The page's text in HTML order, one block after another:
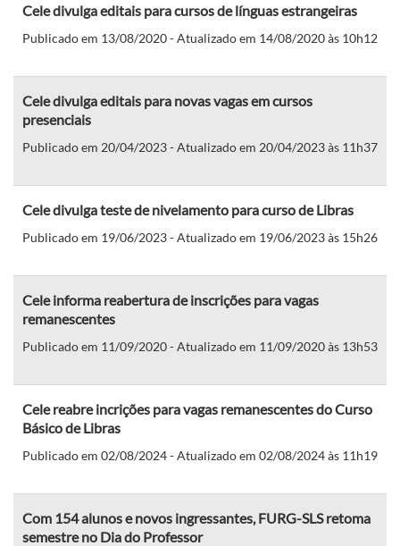
Cele divulga editais para cursos de línguas estrangeiras
Publicado em 13/08/2020 - Atualizado em 14/08/2020 às 10h12
Cele divulga editais para novas vagas em cursos
presenciais
Publicado em 20/04/2023 - Atualizado em 20/04/2023 às 11h37
Cele divulga teste de nivelamento para curso de Libras
Publicado em 19/06/2023 - Atualizado em 19/06/2023 às 15h26
Cele informa reabertura de inscrições para vagas
remanescentes
Publicado em 11/09/2020 - Atualizado em 11/09/2020 às 13h53
Cele reabre incrições para vagas remanescentes do Curso
Básico de Libras
Publicado em 02/08/2024 - Atualizado em 02/08/2024 às 11h19
Com 154 alunos e novos ingressantes, FURG-SLS retoma
semestre no Dia do Professor